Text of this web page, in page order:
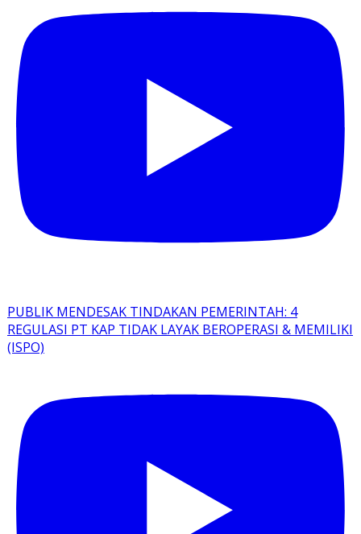
PUBLIK MENDESAK TINDAKAN PEMERINTAH: 4
REGULASI PT KAP TIDAK LAYAK BEROPERASI & MEMILIKI
(ISPO)